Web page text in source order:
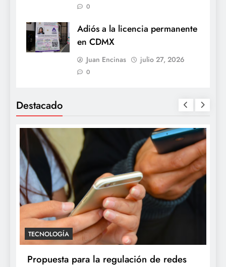
0
Adiós a la licencia permanente
en CDMX
Juan Encinas julio 27, 2026
0
Destacado
TECNOLOGÍA
Propuesta para la regulación de redes